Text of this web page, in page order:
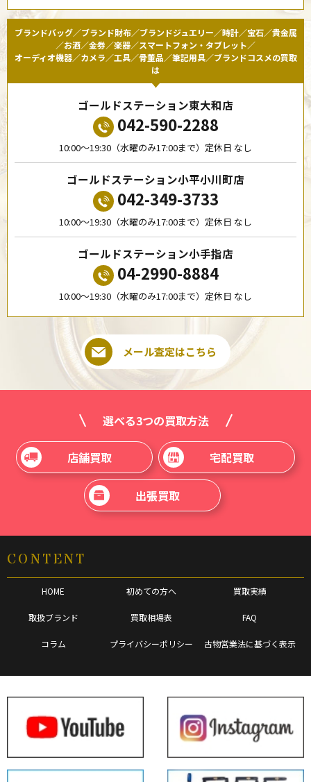
ブランドバッグ／ブランド財布／ブランドジュエリー／時計／宝石／貴金属
／お酒／金券／楽器／スマートフォン・タブレット／
オーディオ機器／カメラ／工具／骨董品／筆記用具／ブランドコスメの買取
は
ゴールドステーション東大和店
042-590-2288
10:00〜19:30（水曜のみ17:00まで）定休日 なし
ゴールドステーション小平小川町店
042-349-3733
10:00〜19:30（水曜のみ17:00まで）定休日 なし
ゴールドステーション小手指店
04-2990-8884
10:00〜19:30（水曜のみ17:00まで）定休日 なし
メール査定はこちら
選べる3つの買取方法
店舗買取 宅配買取
出張買取
CONTENT
HOME 初めての方へ 買取実績
取扱ブランド 買取相場表 FAQ
コラム プライバシーポリシー 古物営業法に基づく表示